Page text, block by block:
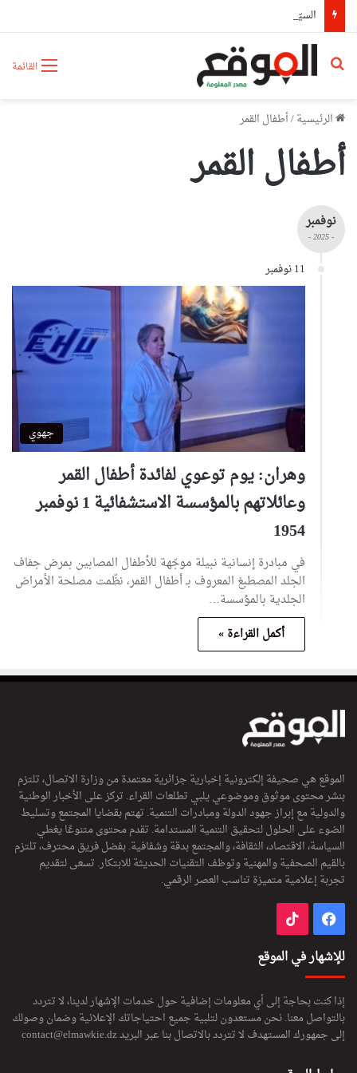
القائمة بحث عن
الرئيسية/أطفال القمر
أطفال القمر
نوفمبر
- 2025 -
11 نوفمبر
جهوي
وهران: يوم توعوي لفائدة أطفال القمر
وعائلاتهم بالمؤسسة الاستشفائية 1 نوفمبر
1954
في مبادرة إنسانية نبيلة موجّهة للأطفال المصابين بمرض جفاف
الجلد المصطبغ المعروف بـ أطفال القمر، نظّمت مصلحة الأمراض
الجلدية بالمؤسسة…
أكمل القراءة »
الموقع هي صحيفة إلكترونية إخبارية جزائرية معتمدة من وزارة الاتصال، تلتزم
بنشر محتوى موثوق وموضوعي يلبي تطلعات القراء. تركز على الأخبار الوطنية
والدولية مع إبراز جهود الدولة ومبادرات التنمية. تهتم بقضايا المجتمع وتسليط
الضوء على الحلول لتحقيق التنمية المستدامة. تقدم محتوى متنوعًا يغطي
السياسة، الاقتصاد، الثقافة، والمجتمع بدقة وشفافية. بفضل فريق محترف، تلتزم
بالقيم الصحفية والمهنية وتوظف التقنيات الحديثة للابتكار. تسعى لتقديم
تجربة إعلامية متميزة تناسب العصر الرقمي.
فيسبوك
للإشهار في الموقع
إذا كنت بحاجة إلى أي معلومات إضافية حول خدمات الإشهار لدينا، لا تتردد
بالتواصل معنا. نحن مستعدون لتلبية جميع احتياجاتك الإعلانية وضمان وصولك
إلى جمهورك المستهدف لا تتردد بالاتصال بنا عبر البريدcontact@elmawkie.dz